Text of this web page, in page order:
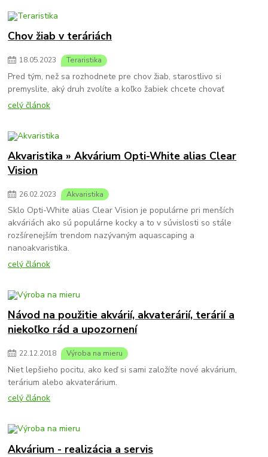
Chov žiab v teráriách
18.05.2023 Teraristika
Pred tým, než sa rozhodnete pre chov žiab, starostlivo si
premyslite, aký druh zvolíte a koľko žabiek chcete chovať
celý článok
Akvaristika » Akvárium Opti-White alias Clear
Vision
26.02.2023 Akvaristika
Sklo Opti-White alias Clear Vision je populárne pri menších
akváriách ako sú populárne kocky a to v súvislosti so stále
rozšírenejším trendom nazývaným aquascaping a
nanoakvaristika.
celý článok
Návod na použitie akvárií, akvaterárií, terárií a
niekoľko rád a upozornení
22.12.2018 Výroba na mieru
Niet lepšieho pocitu, ako keď si sami založíte nové akvárium,
terárium alebo akvaterárium.
celý článok
Akvárium - realizácia a servis